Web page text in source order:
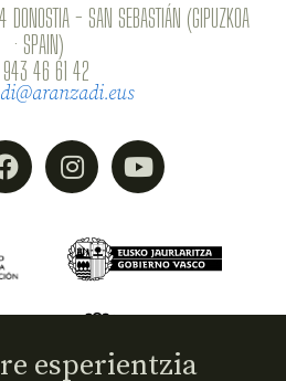
- SAN SEBASTIÁN (GIPUZKOA
· SPAIN)
943 46 61 42
esperientzia